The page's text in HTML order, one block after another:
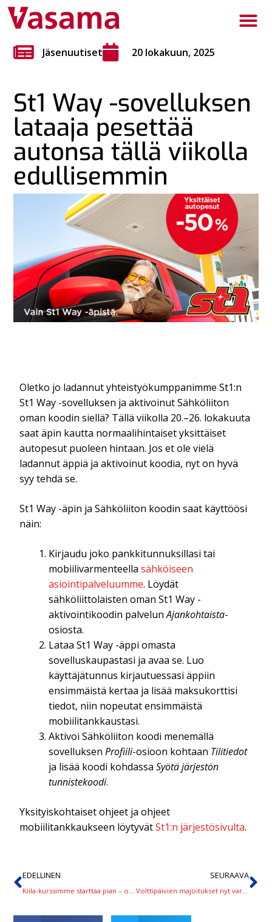
Jäsenuutiset 20 lokakuun, 2025
St1 Way -sovelluksen
lataaja pesettää
autonsa tällä viikolla
edullisemmin
Oletko jo ladannut yhteistyökumppanimme St1:n
St1 Way -sovelluksen ja aktivoinut Sähköliiton
oman koodin siellä? Tällä viikolla 20.–26. lokakuuta
saat äpin kautta normaalihintaiset yksittäiset
autopesut puoleen hintaan. Jos et ole vielä
ladannut äppiä ja aktivoinut koodia, nyt on hyvä
syy tehdä se.
St1 Way -äpin ja Sähköliiton koodin saat käyttöösi
näin:
Kirjaudu joko pankkitunnuksillasi tai
mobiilivarmenteellasähköiseen
asiointipalveluumme. Löydät
sähköliittolaisten oman St1 Way -
aktivointikoodin palvelunAjankohtaista-
osiosta.
Lataa St1 Way -äppi omasta
sovelluskaupastasi ja avaa se. Luo
käyttäjätunnus kirjautuessasi äppiin
ensimmäistä kertaa ja lisää maksukorttisi
tiedot, niin nopeutat ensimmäistä
mobiilitankkaustasi.
Aktivoi Sähköliiton koodi menemällä
sovelluksenProfiili-osioon kohtaan Tilitiedot
ja lisää koodi kohdassaSyötä järjestön
tunnistekoodi.
Yksityiskohtaiset ohjeet ja ohjeet
mobiilitankkaukseen löytyvätSt1:n järjestösivulta.
EDELLINEN SEURAAVA
Volttipäivien majoitukset nyt varattavissa!